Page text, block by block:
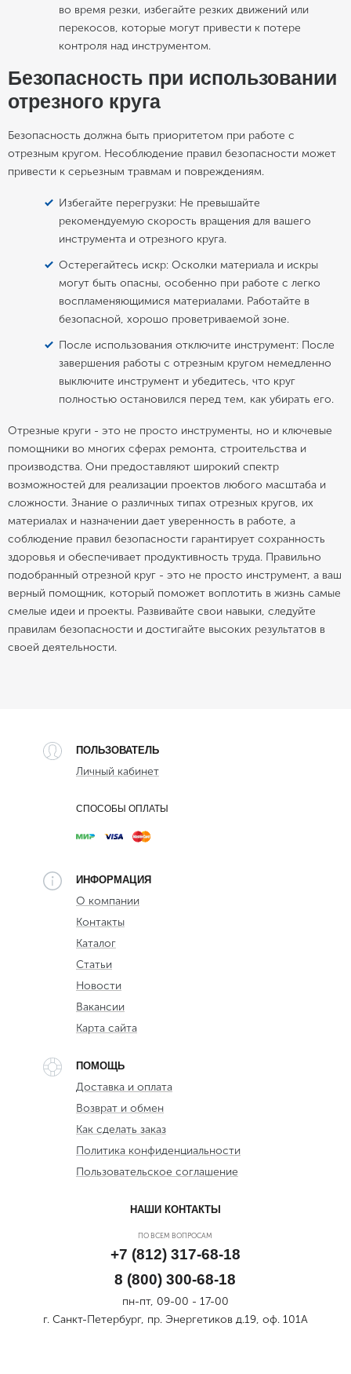
во время резки, избегайте резких движений или
перекосов, которые могут привести к потере
контроля над инструментом.
Безопасность при использовании
отрезного круга
Безопасность должна быть приоритетом при работе с
отрезным кругом. Несоблюдение правил безопасности может
привести к серьезным травмам и повреждениям.
Избегайте перегрузки: Не превышайте
рекомендуемую скорость вращения для вашего
инструмента и отрезного круга.
Остерегайтесь искр: Осколки материала и искры
могут быть опасны, особенно при работе с легко
воспламеняющимися материалами. Работайте в
безопасной, хорошо проветриваемой зоне.
После использования отключите инструмент: После
завершения работы с отрезным кругом немедленно
выключите инструмент и убедитесь, что круг
полностью остановился перед тем, как убирать его.
Отрезные круги - это не просто инструменты, но и ключевые
помощники во многих сферах ремонта, строительства и
производства. Они предоставляют широкий спектр
возможностей для реализации проектов любого масштаба и
сложности. Знание о различных типах отрезных кругов, их
материалах и назначении дает уверенность в работе, а
соблюдение правил безопасности гарантирует сохранность
здоровья и обеспечивает продуктивность труда. Правильно
подобранный отрезной круг - это не просто инструмент, а ваш
верный помощник, который поможет воплотить в жизнь самые
смелые идеи и проекты. Развивайте свои навыки, следуйте
правилам безопасности и достигайте высоких результатов в
своей деятельности.
ПОЛЬЗОВАТЕЛЬ
Личный кабинет
СПОСОБЫ ОПЛАТЫ
ИНФОРМАЦИЯ
О компании
Контакты
Каталог
Статьи
Новости
Вакансии
Карта сайта
ПОМОЩЬ
Доставка и оплата
Возврат и обмен
Как сделать заказ
Политика конфиденциальности
Пользовательское соглашение
НАШИ КОНТАКТЫ
ПО ВСЕМ ВОПРОСАМ
+7 (812) 317-68-18
8 (800) 300-68-18
пн-пт, 09-00 - 17-00
г. Санкт-Петербург, пр. Энергетиков д.19, оф. 101А